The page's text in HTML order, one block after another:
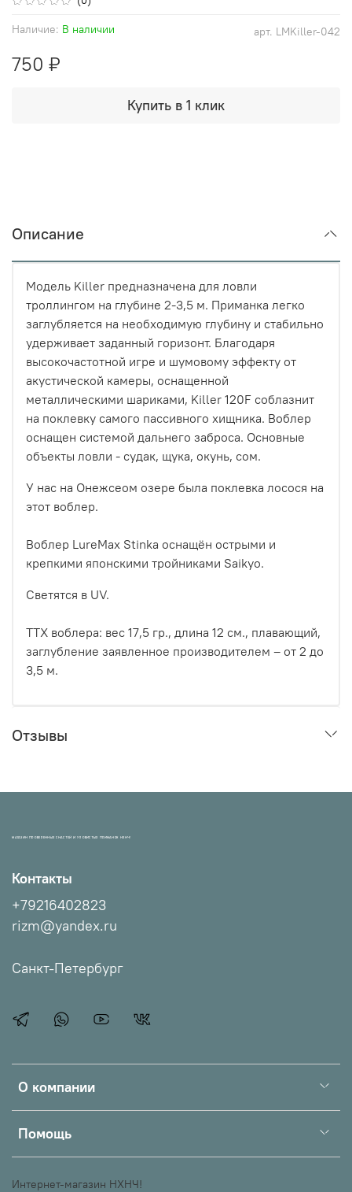
арт. LMKiller-042
Наличие: В наличии
750 ₽
Купить в 1 клик
Описание
Модель Killer предназначена для ловли
троллингом на глубине 2-3,5 м. Приманка легко
заглубляется на необходимую глубину и стабильно
удерживает заданный горизонт. Благодаря
высокочастотной игре и шумовому эффекту от
акустической камеры, оснащенной
металлическими шариками, Killer 120F соблазнит
на поклевку самого пассивного хищника. Воблер
оснащен системой дальнего заброса. Основные
объекты ловли - судак, щука, окунь, сом.
У нас на Онежсеом озере была поклевка лосося на
этот воблер.
Воблер LureMax Stinka оснащён острыми и
крепкими японскими тройниками Saikyo.
Светятся в UV.
ТТХ воблера: вес 17,5 гр., длина 12 см., плавающий,
заглубление заявленное производителем – от 2 до
3,5 м.
Отзывы
МАГАЗИН ПРОВЕРЕННЫХ СНАСТЕЙ И УЛОВИСТЫХ ПРИМАНОК НХНЧ!
О компании
Помощь
Контакты
+79216402823
rizm@yandex.ru
Санкт-Петербург
Интернет-магазин НХНЧ!